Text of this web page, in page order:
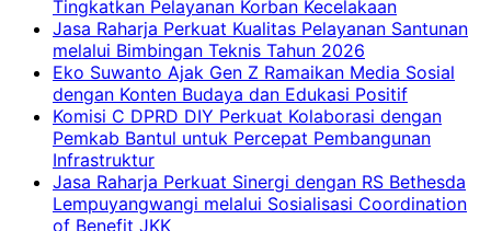
Tingkatkan Pelayanan Korban Kecelakaan
Jasa Raharja Perkuat Kualitas Pelayanan Santunan
melalui Bimbingan Teknis Tahun 2026
Eko Suwanto Ajak Gen Z Ramaikan Media Sosial
dengan Konten Budaya dan Edukasi Positif
Komisi C DPRD DIY Perkuat Kolaborasi dengan
Pemkab Bantul untuk Percepat Pembangunan
Infrastruktur
Jasa Raharja Perkuat Sinergi dengan RS Bethesda
Lempuyangwangi melalui Sosialisasi Coordination
of Benefit JKK